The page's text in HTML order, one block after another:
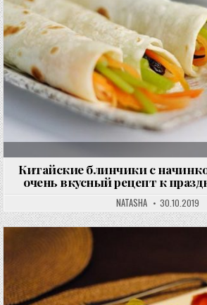
Китайские блинчики с
очень вкусный рецепт к
NATASHA 30.10.2019